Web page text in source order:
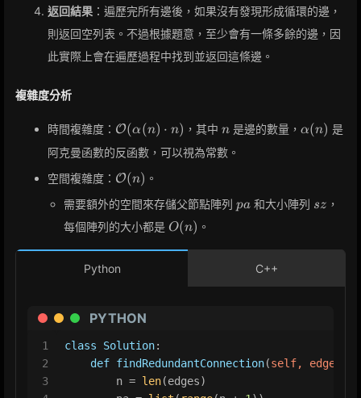
返回結果 ：遍歷完所有邊後，如果沒有發現形成循環的邊，
則返回空列表。不過根據題意，至少會有一條多餘的邊，因
此實際上會在遍歷過程中找到並返回這條邊。
複雜度分析
時間複雜度： \mathcal{O}
(\alpha(n)
\cdot n)
O(α(n) ⋅ n) ，其中n
n 是邊的數量，\alpha(n)
α(n) 是
阿克曼函數的反函數，可以視為常數。
空間複雜度： \mathcal{O}
(n)
O(n) 。
需要額外的空間來存儲父節點陣列 pa
pa 和大小陣列 sz
sz ，
每個陣列的大小都是 O(n)
O(n) 。
Python C++
PYTHON
1
2
3
class Solution:
def findRedundantConnection(self, edges:
        n =
len(edges)